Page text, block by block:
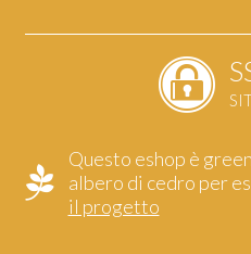
Questo eshop è
albero di cedro per
il progetto